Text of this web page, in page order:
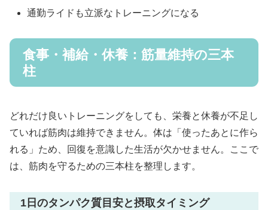
通勤ライドも立派なトレーニングになる
食事・補給・休養：筋量維持の三本
柱
どれだけ良いトレーニングをしても、栄養と休養が不足し
ていれば筋肉は維持できません。体は「使ったあとに作ら
れる」ため、回復を意識した生活が欠かせません。ここで
は、筋肉を守るための三本柱を整理します。
1日のタンパク質目安と摂取タイミング